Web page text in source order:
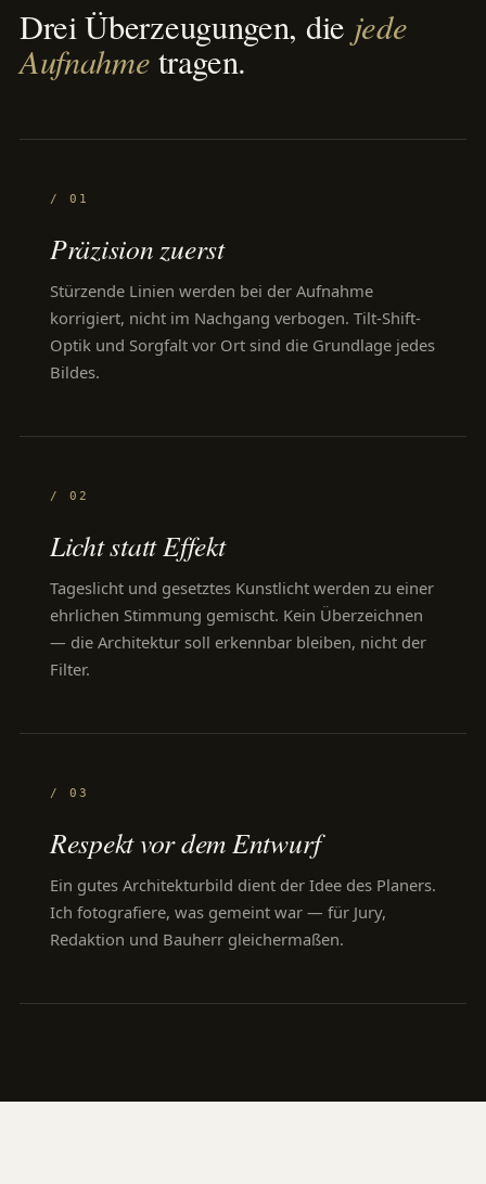
Drei Überzeugungen, die jede
Aufnahmetragen.
/ 01
Präzision zuerst
Stürzende Linien werden bei der Aufnahme
korrigiert, nicht im Nachgang verbogen. Tilt-Shift-
Optik und Sorgfalt vor Ort sind die Grundlage jedes
Bildes.
/ 02
Licht statt Effekt
Tageslicht und gesetztes Kunstlicht werden zu einer
ehrlichen Stimmung gemischt. Kein Überzeichnen
— die Architektur soll erkennbar bleiben, nicht der
Filter.
/ 03
Respekt vor dem Entwurf
Ein gutes Architekturbild dient der Idee des Planers.
Ich fotografiere, was gemeint war — für Jury,
Redaktion und Bauherr gleichermaßen.